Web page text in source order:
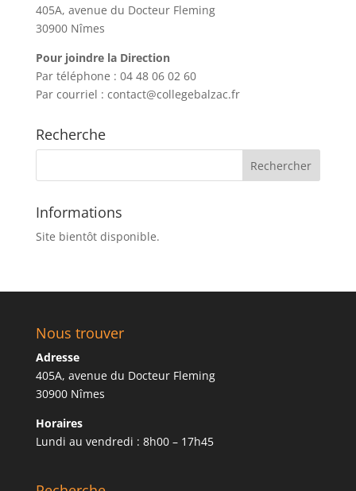
405A, avenue du Docteur Fleming
30900 Nîmes
Pour joindre la Direction
Par téléphone : 04 48 06 02 60
Par courriel : contact@collegebalzac.fr
Recherche
Informations
Site bientôt disponible.
Nous trouver
Adresse
405A, avenue du Docteur Fleming
30900 Nîmes
Horaires
Lundi au vendredi : 8h00 – 17h45